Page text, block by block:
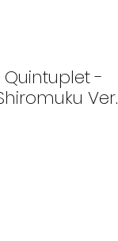
Quintuplet -
Ver.